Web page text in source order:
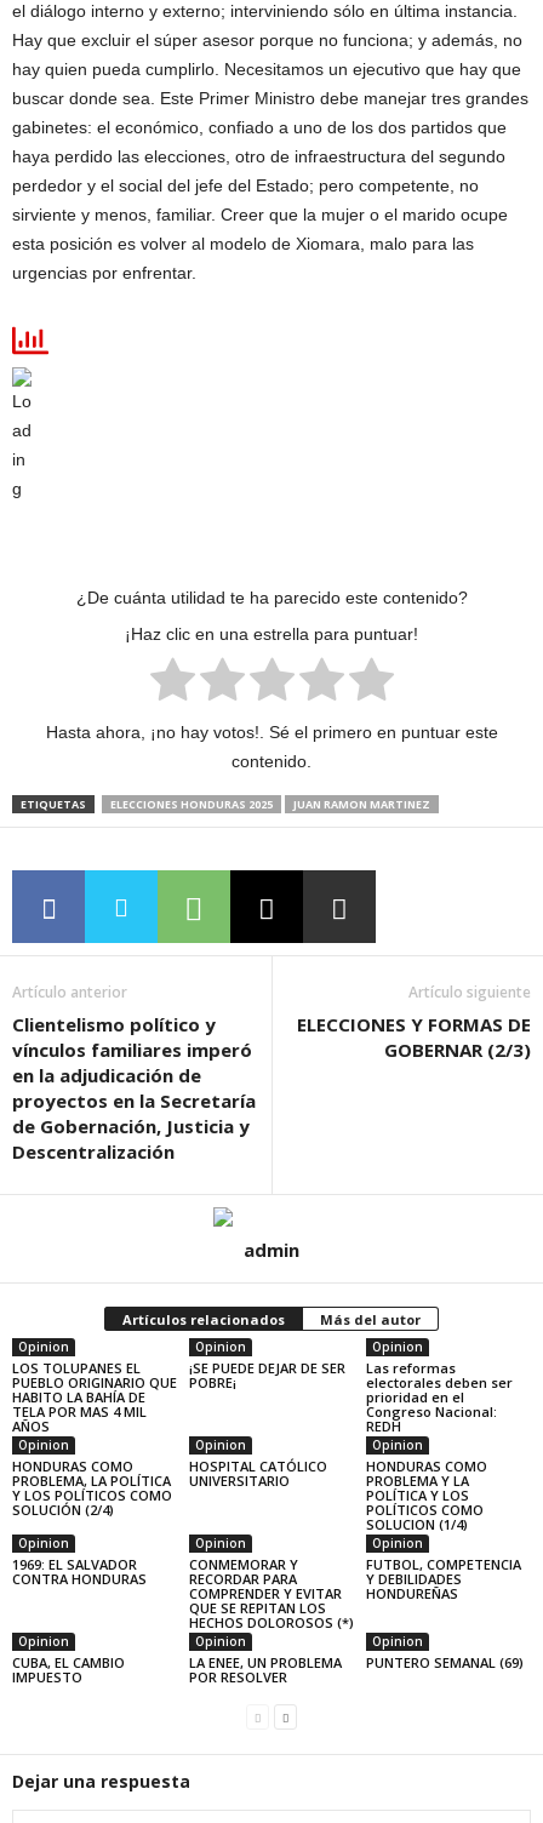
el diálogo interno y externo; interviniendo sólo en última instancia.
Hay que excluir el súper asesor porque no funciona; y además, no
hay quien pueda cumplirlo. Necesitamos un ejecutivo que hay que
buscar donde sea. Este Primer Ministro debe manejar tres grandes
gabinetes: el económico, confiado a uno de los dos partidos que
haya perdido las elecciones, otro de infraestructura del segundo
perdedor y el social del jefe del Estado; pero competente, no
sirviente y menos, familiar. Creer que la mujer o el marido ocupe
esta posición es volver al modelo de Xiomara, malo para las
urgencias por enfrentar.
¿De cuánta utilidad te ha parecido este contenido?
¡Haz clic en una estrella para puntuar!
Hasta ahora, ¡no hay votos!. Sé el primero en puntuar este
contenido.
ETIQUETAS ELECCIONES HONDURAS 2025 JUAN RAMON MARTINEZ
Artículo anterior
Clientelismo político y
vínculos familiares imperó
en la adjudicación de
proyectos en la Secretaría
de Gobernación, Justicia y
Descentralización
Artículo siguiente
ELECCIONES Y FORMAS DE
GOBERNAR (2/3)
admin
Artículos relacionados Más del autor
Opinion
LOS TOLUPANES EL
PUEBLO ORIGINARIO QUE
HABITO LA BAHÍA DE
TELA POR MAS 4 MIL
AÑOS
Opinion
¡SE PUEDE DEJAR DE SER
POBRE¡
Opinion
Las reformas
electorales deben ser
prioridad en el
Congreso Nacional:
REDH
Opinion
HONDURAS COMO
PROBLEMA, LA POLÍTICA
Y LOS POLÍTICOS COMO
SOLUCIÓN (2/4)
Opinion
HOSPITAL CATÓLICO
UNIVERSITARIO
Opinion
HONDURAS COMO
PROBLEMA Y LA
POLÍTICA Y LOS
POLÍTICOS COMO
SOLUCION (1/4)
Opinion
1969: EL SALVADOR
CONTRA HONDURAS
Opinion
CONMEMORAR Y
RECORDAR PARA
COMPRENDER Y EVITAR
QUE SE REPITAN LOS
HECHOS DOLOROSOS (*)
Opinion
FUTBOL, COMPETENCIA
Y DEBILIDADES
HONDUREÑAS
Opinion
CUBA, EL CAMBIO
IMPUESTO
Opinion
LA ENEE, UN PROBLEMA
POR RESOLVER
Opinion
PUNTERO SEMANAL (69)
Dejar una respuesta